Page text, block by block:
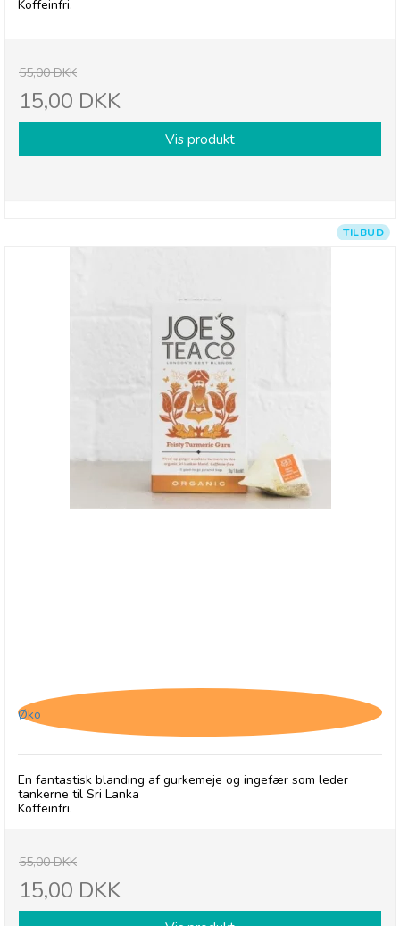
Koffeinfri.
55,00 DKK
15,00 DKK
Vis produkt
TILBUD
Øko
En fantastisk blanding af gurkemeje og ingefær som leder
tankerne til Sri Lanka
Koffeinfri.
55,00 DKK
15,00 DKK